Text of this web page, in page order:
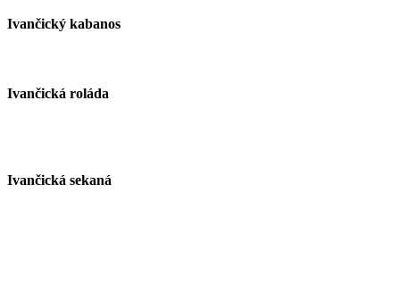
Ivančický kabanos
Ivančická roláda
Ivančická sekaná